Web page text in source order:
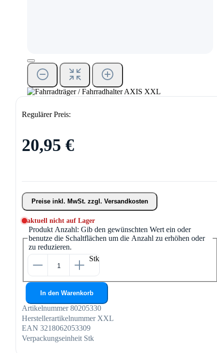
Regulärer Preis:
20,95 €
Preise inkl. MwSt. zzgl. Versandkosten
aktuell nicht auf Lager
Produkt Anzahl: Gib den gewünschten Wert ein oder
benutze die Schaltflächen um die Anzahl zu erhöhen oder
zu reduzieren.
Stk
In den Warenkorb
Artikelnummer 80205330
Herstellerartikelnummer XXL
EAN 3218062053309
Verpackungseinheit Stk